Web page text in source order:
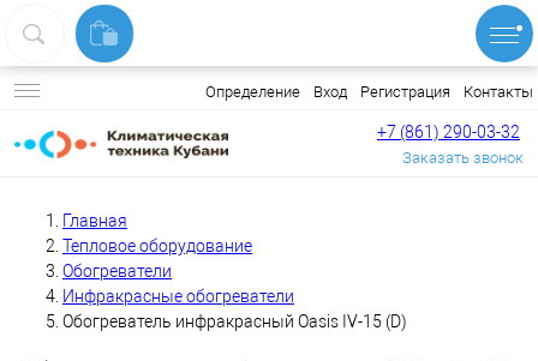
Определение Вход Регистрация Контакты
+7 (861) 290-03-32
Заказать звонок
Главная
Тепловое оборудование
Обогреватели
Инфракрасные обогреватели
Обогреватель инфракрасный Oasis IV-15 (D)